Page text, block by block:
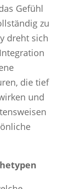
Gefühl
zu
dreht sich
die tief
und